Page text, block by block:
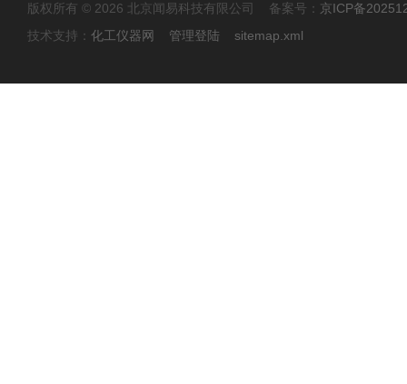
版权所有 © 2026 北京闻易科技有限公司 备案号： 京ICP备
技术支持： 化工仪器网 管理登陆 sitemap.xml